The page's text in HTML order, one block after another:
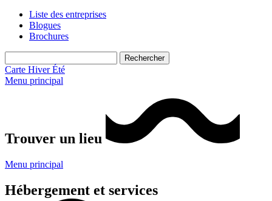
Liste des entreprises
Blogues
Brochures
Carte Hiver Été
Menu principal
Trouver un lieu
Menu principal
Hébergement et services